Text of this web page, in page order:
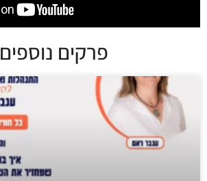
פרקים נוספים